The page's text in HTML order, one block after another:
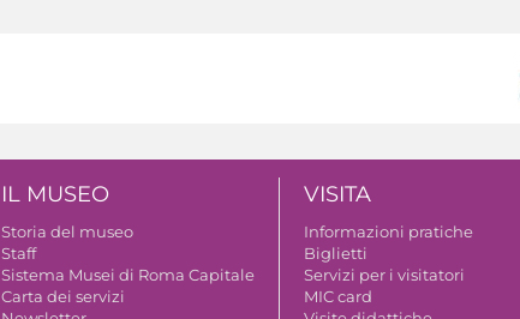
IL MUSEO
Storia del museo
Staff
Sistema Musei di Roma Capitale
Carta dei servizi
VISITA
Informazioni pratiche
Biglietti
Servizi per i visitatori
MIC card